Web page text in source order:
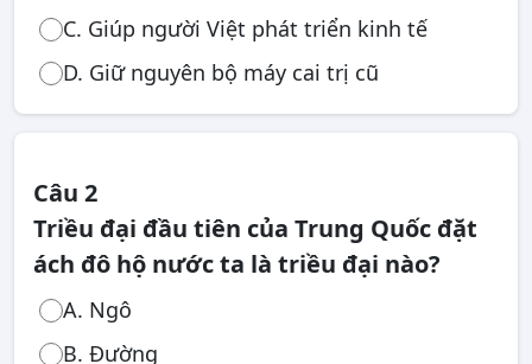
C. Giúp người Việt phát triển kinh tế
D. Giữ nguyên bộ máy cai trị cũ
Câu 2
Triều đại đầu tiên của Trung Quốc đặt
ách đô hộ nước ta là triều đại nào?
A. Ngô
B. Đường